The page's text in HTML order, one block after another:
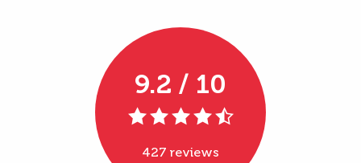
9.2 / 10
427 reviews